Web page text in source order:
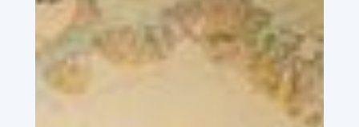
ekspertise.
Vi vil gerne, at du ser os som din foretrukne
samarbejdspartner og gerne fra start til slut på
en opgave. Ingen opgave er for lille til os. Vi får
mange forespørgsler fra faste og nye kunder